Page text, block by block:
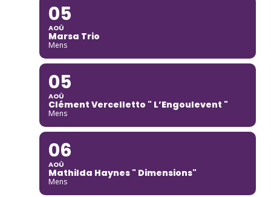
05
AOÛ
Marsa Trio
Mens
05
AOÛ
Clément Vercelletto " L’Engoulevent "
Mens
06
AOÛ
Mathilda Haynes " Dimensions"
Mens